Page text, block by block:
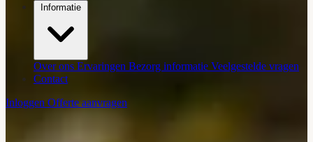
Informatie
Over ons Ervaringen Bezorg informatie Veelgestelde vragen
Contact
Inloggen Offerte aanvragen